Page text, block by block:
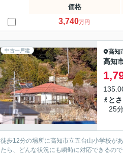
価格
3,740万円
中古一戸建 高知
高知
と
25
徒歩12分の場所に高知市立五台山小学校が
たら、どんな状況にも瞬時に対応できるの